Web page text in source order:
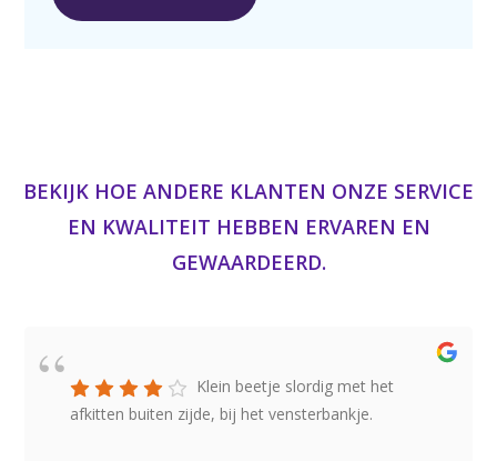
BEKIJK HOE ANDERE KLANTEN ONZE SERVICE
EN KWALITEIT HEBBEN ERVAREN EN
GEWAARDEERD.
Klein beetje slordig met het
afkitten buiten zijde, bij het vensterbankje.